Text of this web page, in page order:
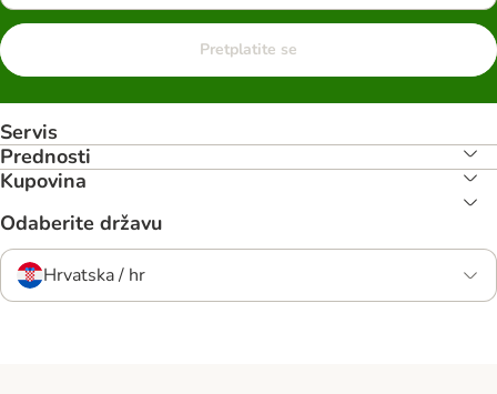
Pretplatite se
Servis
Prednosti
Kupovina
Odaberite državu
Hrvatska / hr